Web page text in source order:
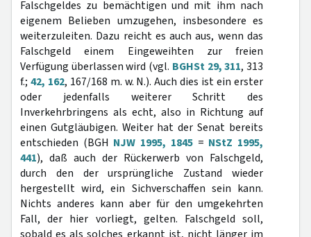
Falschgeldes zu bemächtigen und mit ihm nach
eigenem Belieben umzugehen, insbesondere es
weiterzuleiten. Dazu reicht es auch aus, wenn das
Falschgeld einem Eingeweihten zur freien
Verfügung überlassen wird (vgl. BGHSt 29, 311, 313
f.; 42, 162, 167/168 m. w. N.). Auch dies ist ein erster
oder jedenfalls weiterer Schritt des
Inverkehrbringens als echt, also in Richtung auf
einen Gutgläubigen. Weiter hat der Senat bereits
entschieden (BGH NJW 1995, 1845= NStZ 1995,
441), daß auch der Rückerwerb von Falschgeld,
durch den der ursprüngliche Zustand wieder
hergestellt wird, ein Sichverschaffen sein kann.
Nichts anderes kann aber für den umgekehrten
Fall, der hier vorliegt, gelten. Falschgeld soll,